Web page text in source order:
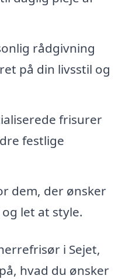
rådgivning
på din livsstil og
frisurer
festlige
dem, der ønsker
let at style.
i Sejet,
hvad du ønsker